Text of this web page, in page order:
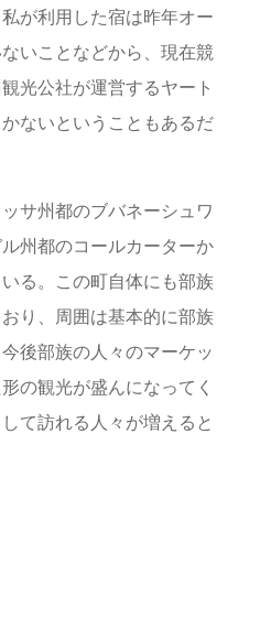
が利用した宿は昨年オー
いことなどから、現在競
光公社が運営するヤート
ないということもあるだ
サ州都のブバネーシュワ
州都のコールカーターか
る。この町自体にも部族
り、周囲は基本的に部族
後部族の人々のマーケッ
の観光が盛んになってく
て訪れる人々が増えると